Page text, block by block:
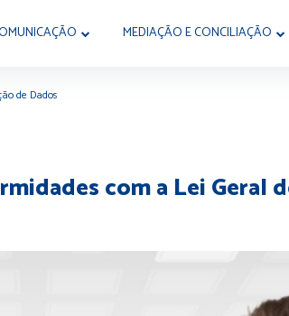
MEDIAÇÃO E CONCILIAÇÃO
de Dados
com a Lei Geral